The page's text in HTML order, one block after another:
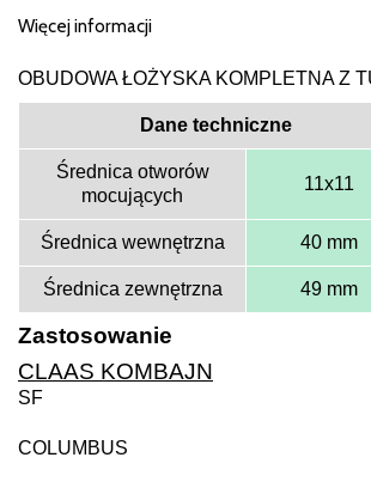
Więcej informacji
OBUDOWA ŁOŻYSKA KOMPLETNA Z
Dane techniczne
Średnica otworów
mocujących
11x11
Średnica wewnętrzna 40 mm
Średnica zewnętrzna 49 mm
Zastosowanie
CLAAS KOMBAJN
SF
COLUMBUS